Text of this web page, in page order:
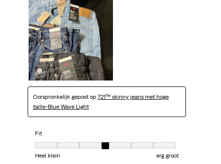
Oorspronkelijk gepost op 721™ skinny jeans met hoge
taille-Blue Wave Light
Fit
Fit, 4 van 7, waarbij 1 gelijk is aan Heel klein en 7 gelijk is aan erg groot
Heel klein
erg groot